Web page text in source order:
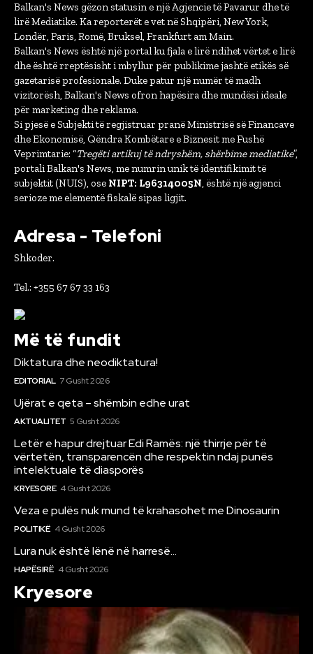
Balkan's News gëzon statusin e një Agjencie të Pavarur dhe të
lirë Mediatike. Ka reporterët e vet në Shqipëri, New York,
Londër, Paris, Romë, Bruksel, Frankfurt am Main.
Balkan's News është një portal ku fjala e lirë ndihet vërtet e lirë
dhe është rreptësisht i mbyllur për publikime jashtë etikës së
gazetarisë profesionale. Duke patur një numër të madh
vizitorësh, Balkan's News ofron hapësira dhe mundësi ideale
për marketing dhe reklama.
Si pjesë e Subjekti të regjistruar pranë Ministrisë së Financave
dhe Ekonomisë, Qëndra Kombëtare e Biznesit me Fushë
Veprimtarie: “Tregëti artikuj të ndryshëm, shërbime mediatike”,
portali Balkan's News, me numrin unik të identifikimit të
subjektit (NUIS), ose NIPT: L96314005N , është një agjenci
serioze me elementë fiskalë sipas ligjit.
Adresa - Telefoni
Shkoder.
Tel.: +355 67 67 33 163
Më të fundit
Diktatura dhe neodiktatura!
EDITORIAL 7 Gusht 2026
Ujërat e qeta – shëmbin edhe urat
AKTUALITET 5 Gusht 2026
Letër e hapur drejtuar Edi Ramës: një thirrje për të
vërtetën, transparencën dhe respektin ndaj punës
intelektuale të diasporës
KRYESORE 4 Gusht 2026
Veza e pulës nuk mund të krahasohet me Dinosaurin
POLITIKË 4 Gusht 2026
Lura nuk është lënë në harresë…
HAPËSIRË 4 Gusht 2026
Kryesore